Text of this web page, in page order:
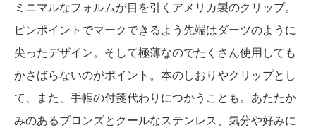
ミニマルなフォルムが目を引くアメリカ製のクリップ。
ピンポイントでマークできるよう先端はダーツのように
尖ったデザイン。そして極薄なのでたくさん使用しても
かさばらないのがポイント。本のしおりやクリップとし
て、また、手帳の付箋代わりにつかうことも。あたたか
みのあるブロンズとクールなステンレス、気分や好みに